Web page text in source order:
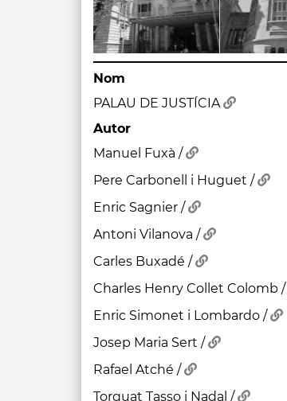
Nom
PALAU DE JUSTÍCIA
Autor
Manuel Fuxà /
Pere Carbonell i Huguet /
Enric Sagnier /
Antoni Vilanova /
Carles Buxadé /
Charles Henry Collet Colomb /
Enric Simonet i Lombardo /
Josep Maria Sert /
Rafael Atché /
Torquat Tasso i Nadal /